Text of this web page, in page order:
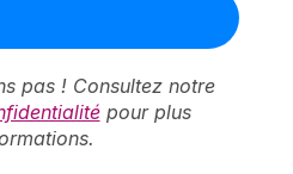
pas ! Consultez notre
pour plus